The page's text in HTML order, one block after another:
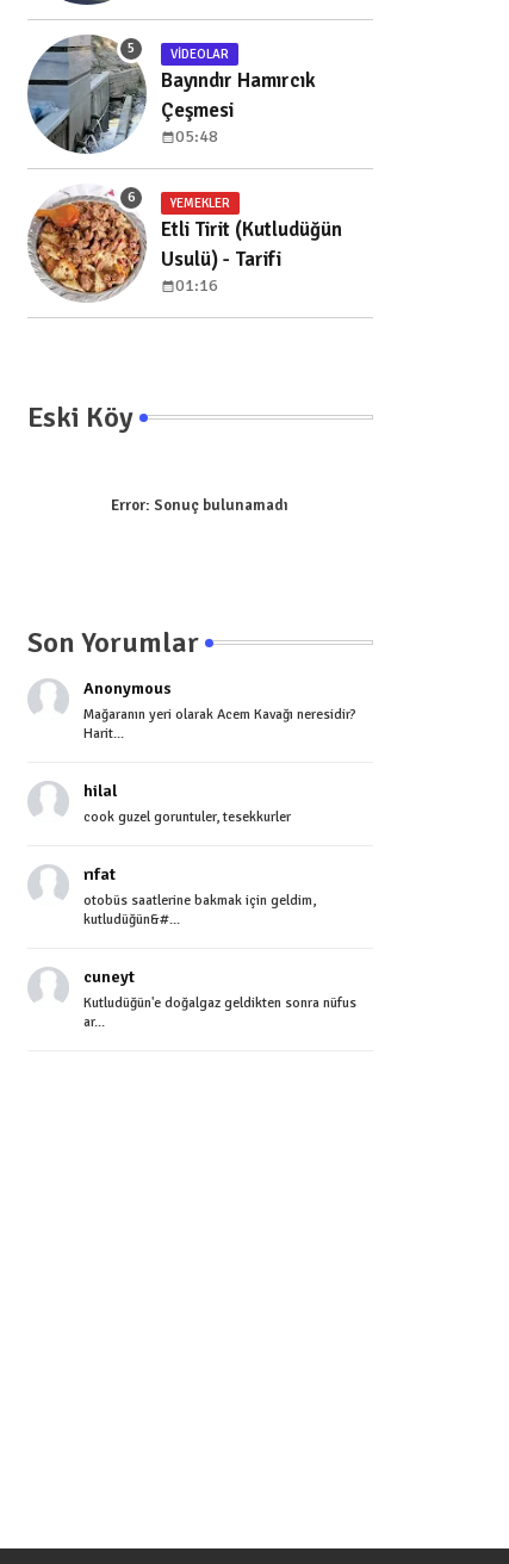
VIDEOLAR
Bayındır Hamırcık
Çeşmesi
05:48
YEMEKLER
Etli Tirit (Kutludüğün
Usulü) - Tarifi
01:16
Eski Köy
Error: Sonuç bulunamadı
Son Yorumlar
Anonymous
Mağaranın yeri olarak Acem Kavağı neresidir?
Harit...
hilal
cook guzel goruntuler, tesekkurler
rıfat
otobüs saatlerine bakmak için geldim,
kutludüğün&#...
cuneyt
Kutludüğün'e doğalgaz geldikten sonra nüfus
ar...